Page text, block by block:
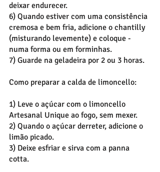
deixar endurecer.
6) Quando estiver com uma consistência
cremosa e bem fria, adicione o chantilly
(misturando levemente) e coloque -
numa forma ou em forminhas.
7) Guarde na geladeira por 2 ou 3 horas.
Como preparar a calda de limoncello:
1) Leve o açúcar com o limoncello
Artesanal Unique ao fogo, sem mexer.
2) Quando o açúcar derreter, adicione o
limão picado.
3) Deixe esfriar e sirva com a panna
cotta.